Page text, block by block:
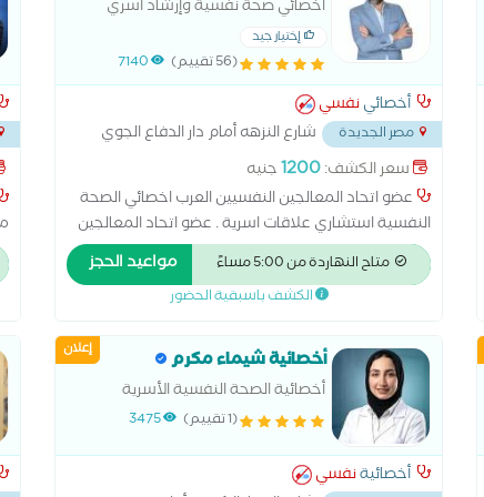
اخصائي صحة نفسية وإرشاد أسري
إختيار جيد
(56 تقييم) 7140
أخصائينفسي
مصر الجديدة
شارع النزهه أمام دار الدفاع الجوي
سعر الكشف:1200جنيه
عضو اتحاد المعالجين النفسيين العرب اخصائي الصحة
النفسية استشاري علاقات اسرية . عضو اتحاد المعالجين
النفسيين العرب. ماجستير مهني الاضطرابات الجنسية من
جامعة نيو يورك . دكتوراة مهنية في علم النفس
الاكلينكي . . مدير مركز ملاذ للعلوم النفسية و التدريب .
متاح النهاردة من 5:00 مساءً مواعيد الحجز
الكشف باسبقية الحضور
إعلان أخصائية شيماء مكرم
أخصائية الصحة النفسية الأسرية
والإدمان
(1 تقييم) 3475
أخصائيةنفسي